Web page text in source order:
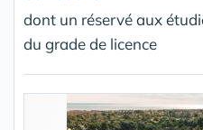
dont un réservé aux
du grade de licence